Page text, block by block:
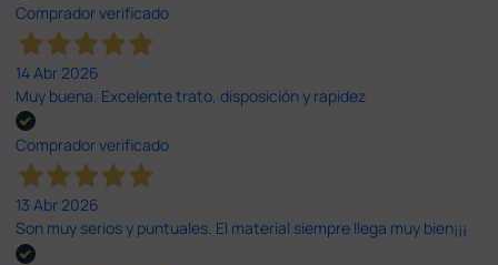
Comprador verificado
14 Abr 2026
Muy buena. Excelente trato, disposición y rapidez
Comprador verificado
13 Abr 2026
Son muy serios y puntuales. El material siempre llega muy bien¡¡¡